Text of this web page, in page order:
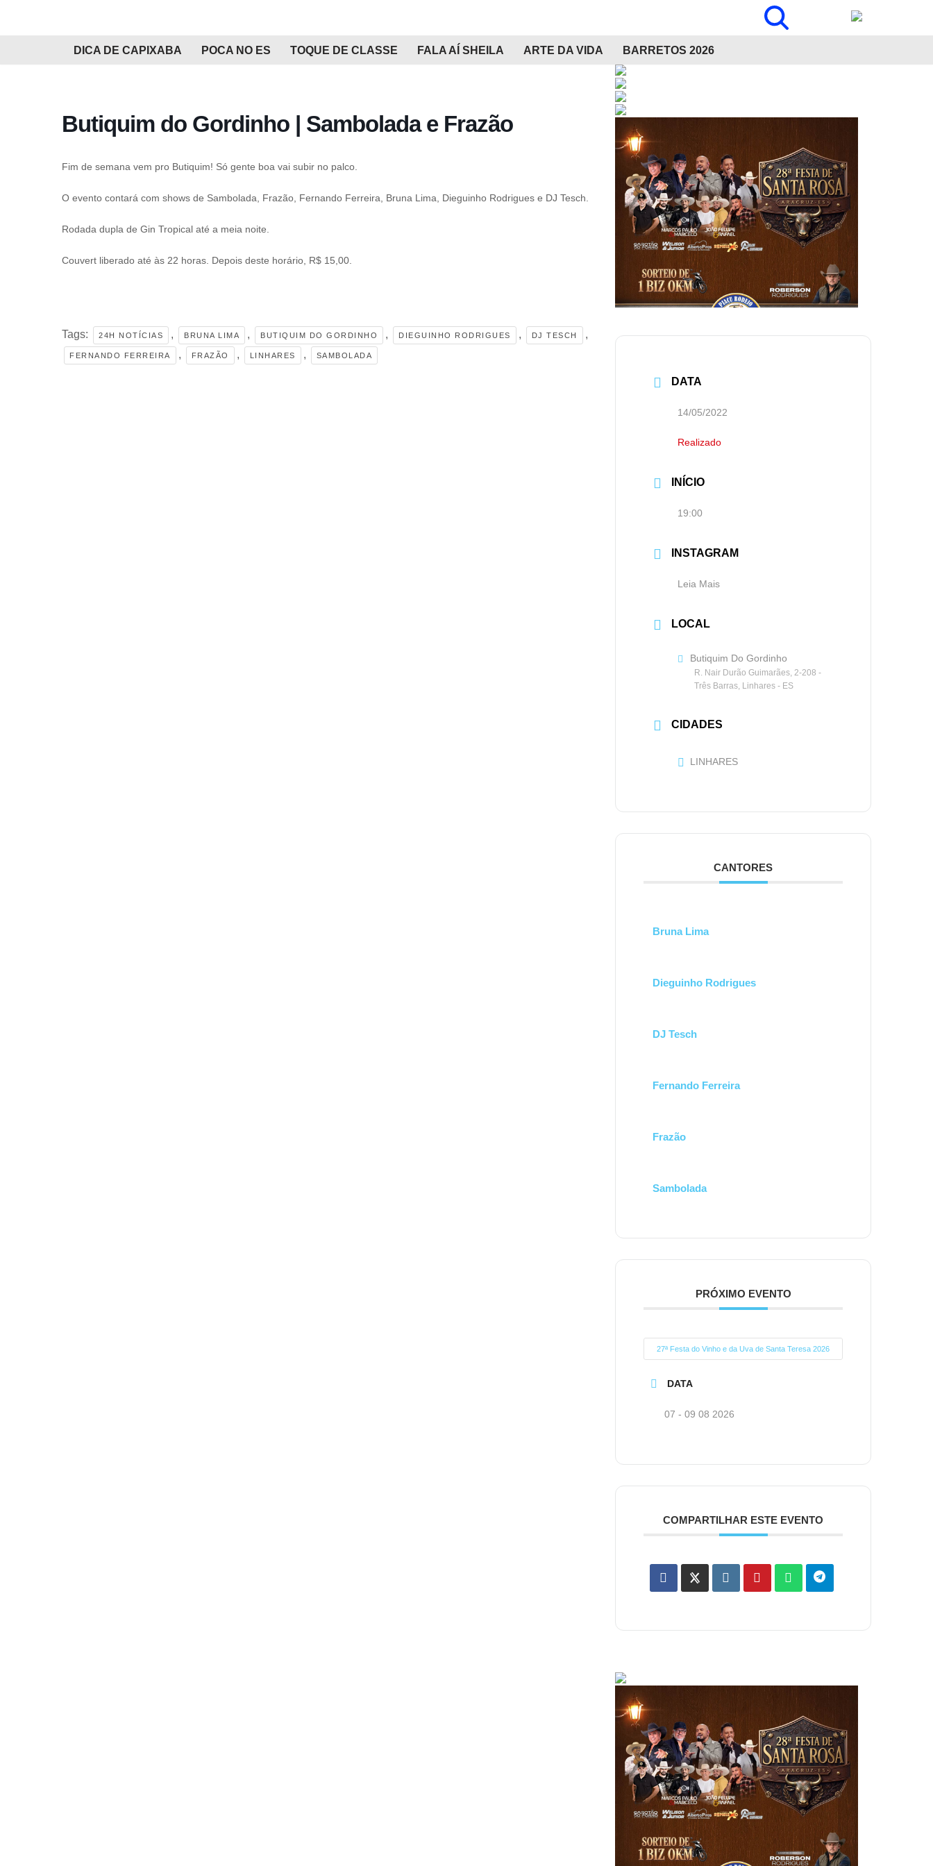
DICA DE CAPIXABA POCA NO ES TOQUE DE CLASSE FALA AÍ SHEILA ARTE DA VIDA BARRETOS 2026
Butiquim do Gordinho | Sambolada e Frazão
Fim de semana vem pro Butiquim! Só gente boa vai subir no palco.
O evento contará com shows de Sambolada, Frazão, Fernando Ferreira, Bruna Lima, Dieguinho Rodrigues e DJ Tesch.
Rodada dupla de Gin Tropical até a meia noite.
Couvert liberado até às 22 horas. Depois deste horário, R$ 15,00.
Tags: 24H NOTÍCIAS , BRUNA LIMA , BUTIQUIM DO GORDINHO , DIEGUINHO RODRIGUES , DJ TESCH ,
FERNANDO FERREIRA , FRAZÃO , LINHARES , SAMBOLADA
DATA
14/05/2022
Realizado
INÍCIO
19:00
INSTAGRAM
Leia Mais
LOCAL
Butiquim Do Gordinho
R. Nair Durão Guimarães, 2-208 -
Três Barras, Linhares - ES
CIDADES
LINHARES
CANTORES
Bruna Lima
Dieguinho Rodrigues
DJ Tesch
Fernando Ferreira
Frazão
Sambolada
PRÓXIMO EVENTO
27ª Festa do Vinho e da Uva de Santa Teresa 2026
DATA
07 - 09 08 2026
COMPARTILHAR ESTE EVENTO